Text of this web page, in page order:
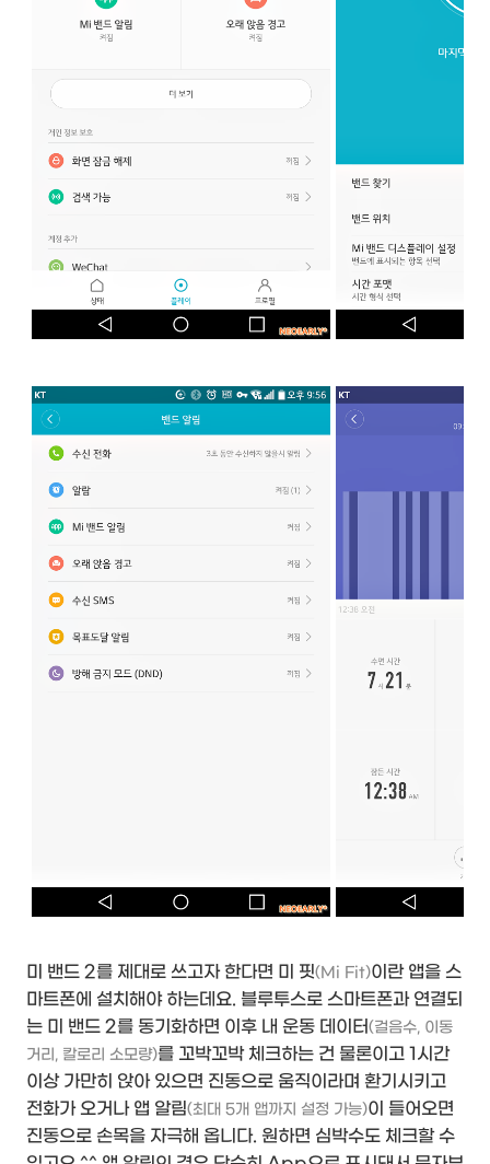
미 밴드 2를 제대로 쓰고자 한다면 미 핏(Mi Fit)이란 앱을 스
마트폰에 설치해야 하는데요. 블루투스로 스마트폰과 연결되
는 미 밴드 2를 동기화하면 이후 내 운동 데이터(걸음수, 이동
거리, 칼로리 소모량)를 꼬박꼬박 체크하는 건 물론이고 1시간
이상 가만히 앉아 있으면 진동으로 움직이라며 환기시키고
전화가 오거나 앱 알림(최대 5개 앱까지 설정 가능)이 들어오면
진동으로 손목을 자극해 옵니다. 원하면 심박수도 체크할 수